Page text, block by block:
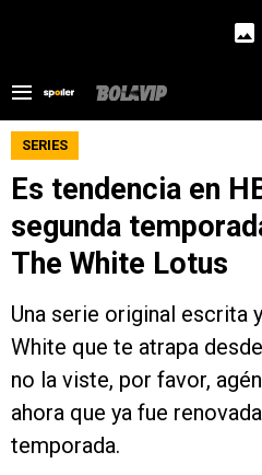
SERIES
Es tendencia en
segunda
The White Lotus
Una serie original escrita
White que te atrapa
no la viste, por favor,
ahora que ya fue
temporada.